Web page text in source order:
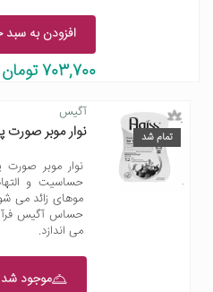
افزودن به سبد
703,700 تومان
تمام شد
آگیس
نوار موبر صورت
نوار موبر
حساسیت و
موهای زائد می
حساس آگیس
می اندازد.
موجود شد